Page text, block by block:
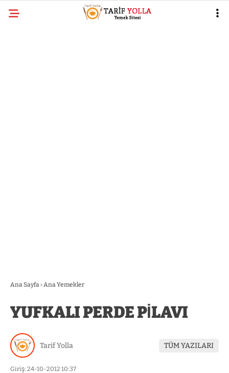
Ana Sayfa › Ana Yemekler
YUFKALI PERDE PİLAVI
Tarif Yolla TÜM YAZILARI
Giriş: 24-10-2012 10:37